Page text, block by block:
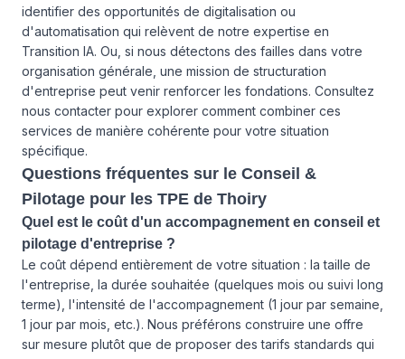
identifier des opportunités de digitalisation ou
d'automatisation qui relèvent de notre expertise en
Transition IA. Ou, si nous détectons des failles dans votre
organisation générale, une mission de structuration
d'entreprise peut venir renforcer les fondations. Consultez
nous contacter pour explorer comment combiner ces
services de manière cohérente pour votre situation
spécifique.
Questions fréquentes sur le Conseil &
Pilotage pour les TPE de Thoiry
Quel est le coût d'un accompagnement en conseil et
pilotage d'entreprise ?
Le coût dépend entièrement de votre situation : la taille de
l'entreprise, la durée souhaitée (quelques mois ou suivi long
terme), l'intensité de l'accompagnement (1 jour par semaine,
1 jour par mois, etc.). Nous préférons construire une offre
sur mesure plutôt que de proposer des tarifs standards qui